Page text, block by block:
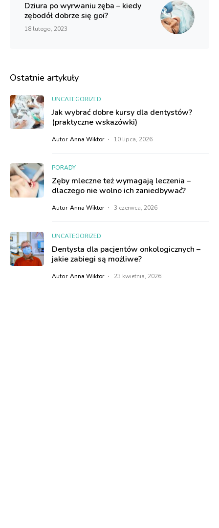
Dziura po wyrwaniu zęba – kiedy
zębodół dobrze się goi?
18 lutego, 2023
Ostatnie artykuły
UNCATEGORIZED
Jak wybrać dobre kursy dla dentystów?
(praktyczne wskazówki)
Autor Anna Wiktor 10 lipca, 2026
PORADY
Zęby mleczne też wymagają leczenia –
dlaczego nie wolno ich zaniedbywać?
Autor Anna Wiktor 3 czerwca, 2026
UNCATEGORIZED
Dentysta dla pacjentów onkologicznych –
jakie zabiegi są możliwe?
Autor Anna Wiktor 23 kwietnia, 2026